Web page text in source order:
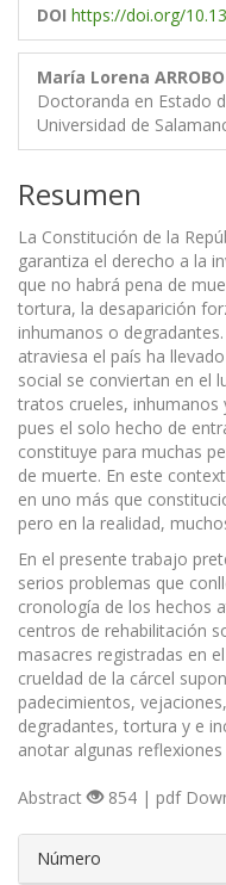
DOI https://doi.org/
María Lorena ARROBO
Doctoranda en Estado
Universidad de
Resumen
La Constitución de la
garantiza el derecho a la
que no habrá pena de
tortura, la desaparición
inhumanos o
atraviesa el país ha
social se conviertan en el
tratos crueles, inhumanos
pues el solo hecho de
constituye para muchas
de muerte. En este
en uno más que
pero en la realidad,
En el presente trabajo
serios problemas que
cronología de los hechos
centros de rehabilitación
masacres registradas en
crueldad de la cárcel
padecimientos,
degradantes, tortura y e
anotar algunas
Abstract 854 | pdf
Número